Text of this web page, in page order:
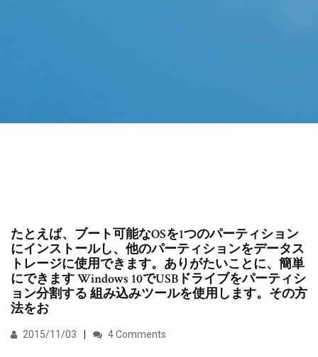
たとえば、ブート可能なOSを1つのパーティション
にインストールし、他のパーティションをデータス
トレージに使用できます。ありがたいことに、簡単
にできます Windows 10でUSBドライブをパーティシ
ョン分割する 組み込みツールを使用します。その方
法をお
2015/11/03 4 Comments